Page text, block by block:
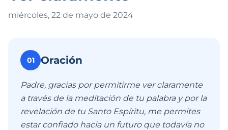
miércoles, 22 de mayo de 2024
01 Oración
Padre, gracias por permitirme ver claramente
a través de la meditación de tu palabra y por la
revelación de tu Santo Espíritu, me permites
estar confiado hacia un futuro que todavía no